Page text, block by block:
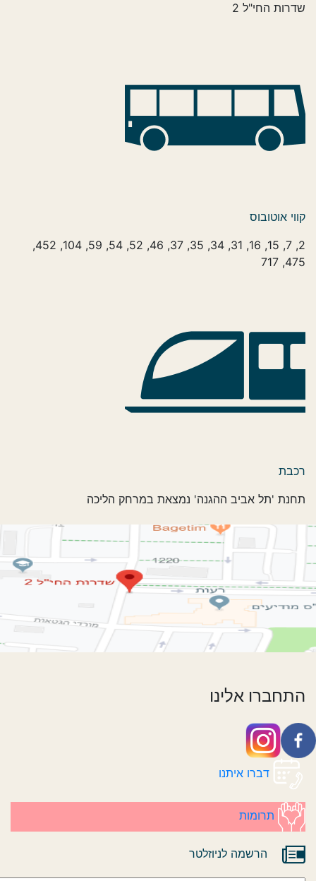
שדרות החי"ל 2
קווי אוטובוס
2, 7, 15, 16, 31, 34, 35, 37, 46, 52, 54, 59, 104, 452,
475, 717
רכבת
תחנת 'תל אביב ההגנה' נמצאת במרחק הליכה
התחברו אלינו
דברו איתנו
תרומות
הרשמה לניוזלטר